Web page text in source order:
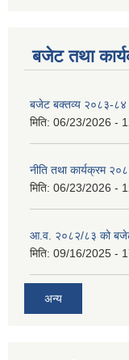
बजेट तथा
बजेट बक्तव्य २०८३-८४
मिति: 06/23/2026 -
नीति तथा कार्यक्रम
मिति: 06/23/2026 -
आ.व. २०८२/८३ को
मिति: 09/16/2025 -
अन्य